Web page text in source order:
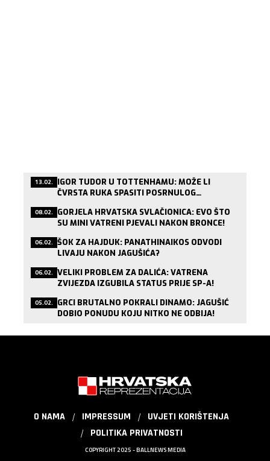
13.02. IGOR TUDOR U TOTTENHAMU: MOŽE LI
ČVRSTA RUKA SPASITI POSRNULOG
08.02. GORJELA HRVATSKA SVLAČIONICA: EVO ŠTO
SU MINI VATRENI PJEVALI NAKON BRONCE!
06.02. ŠOK ZA HAJDUK: PANATHINAIKOS ODVODI
LIVAJU NAKON JAGUŠIĆA?
06.02. VELIKI PROBLEM ZA DALIĆA: VATRENA
ZVIJEZDA IZGUBILA STATUS PRIJE SP-A!
05.02. GRCI BRUTALNO POKRALI DINAMO: JAGUŠIĆ
DOBIO PONUDU KOJU NITKO NE ODBIJA!
O NAMA IMPRESSUM
UVJETI KORIŠTENJA
POLITIKA PRIVATNOSTI
COPYRIGHT 2025 - BALLNEWS MEDIA